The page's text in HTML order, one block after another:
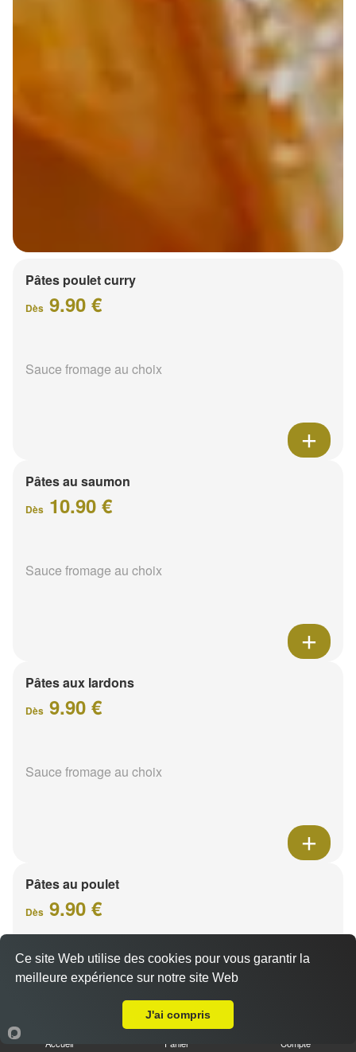
Pâtes poulet curry
Dès 9.90 €
Sauce fromage au choix
Pâtes au saumon
Dès 10.90 €
Sauce fromage au choix
Pâtes aux lardons
Dès 9.90 €
Sauce fromage au choix
Pâtes au poulet
Dès 9.90 €
Sauce fromage au choix
Accueil Panier Compte
Ce site Web utilise des cookies pour vous garantir la
meilleure expérience sur notre site Web
J'ai compris